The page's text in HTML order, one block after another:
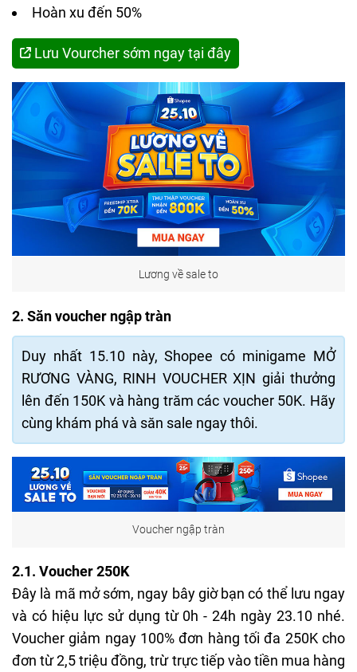
Hoàn xu đến 50%
Lưu Vourcher sớm ngay tại đây
Lương về sale to
2. Săn voucher ngập tràn
Duy nhất 15.10 này, Shopee có minigame MỞ
RƯƠNG VÀNG, RINH VOUCHER XỊN giải thưởng
lên đến 150K và hàng trăm các voucher 50K. Hãy
cùng khám phá và săn sale ngay thôi.
Voucher ngập tràn
2.1. Voucher 250K
Đây là mã mở sớm, ngay bây giờ bạn có thể lưu ngay
và có hiệu lực sử dụng từ 0h - 24h ngày 23.10 nhé.
Voucher giảm ngay 100% đơn hàng tối đa 250K cho
đơn từ 2,5 triệu đồng, trừ trực tiếp vào tiền mua hàng